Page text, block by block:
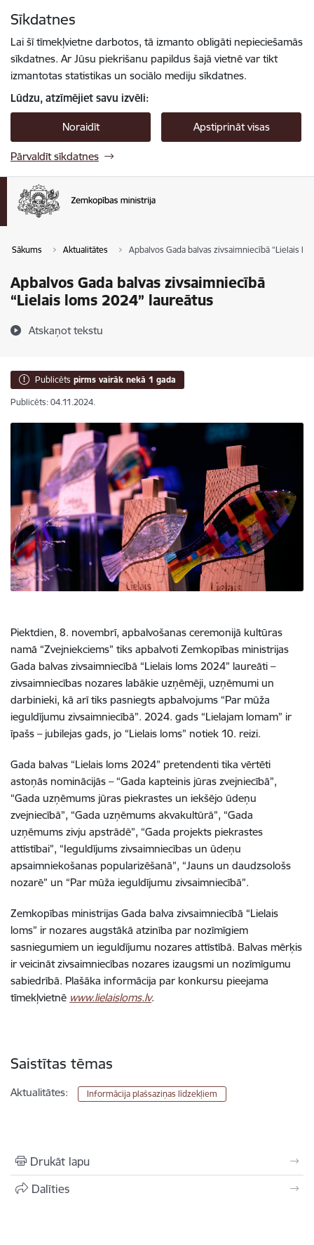
Sīkdatnes
Lai šī tīmekļvietne darbotos, tā izmanto obligāti nepieciešamās
sīkdatnes. Ar Jūsu piekrišanu papildus šajā vietnē var tikt
izmantotas statistikas un sociālo mediju sīkdatnes.
Lūdzu, atzīmējiet savu izvēli:
Noraidīt Apstiprināt visas
Pārvaldīt sīkdatnes
Sākums Aktualitātes Apbalvos Gada balvas zivsaimniecībā “Lielais
Apbalvos Gada balvas zivsaimniecībā
“Lielais loms 2024” laureātus
Atskaņot tekstu
Publicēts pirms vairāk nekā 1 gada
Publicēts: 04.11.2024.
Piektdien, 8. novembrī, apbalvošanas ceremonijā kultūras
namā “Zvejniekciems” tiks apbalvoti Zemkopības ministrijas
Gada balvas zivsaimniecībā “Lielais loms 2024” laureāti –
zivsaimniecības nozares labākie uzņēmēji, uzņēmumi un
darbinieki, kā arī tiks pasniegts apbalvojums “Par mūža
ieguldījumu zivsaimniecībā”. 2024. gads “Lielajam lomam” ir
īpašs – jubilejas gads, jo “Lielais loms” notiek 10. reizi.
Gada balvas “Lielais loms 2024” pretendenti tika vērtēti
astoņās nominācijās – “Gada kapteinis jūras zvejniecībā”,
“Gada uzņēmums jūras piekrastes un iekšējo ūdeņu
zvejniecībā”, “Gada uzņēmums akvakultūrā”, “Gada
uzņēmums zivju apstrādē”, “Gada projekts piekrastes
attīstībai”, “Ieguldījums zivsaimniecības un ūdeņu
apsaimniekošanas popularizēšanā”, “Jauns un daudzsološs
nozarē” un “Par mūža ieguldījumu zivsaimniecībā”.
Zemkopības ministrijas Gada balva zivsaimniecībā “Lielais
loms” ir nozares augstākā atzinība par nozīmīgiem
sasniegumiem un ieguldījumu nozares attīstībā. Balvas mērķis
ir veicināt zivsaimniecības nozares izaugsmi un nozīmīgumu
sabiedrībā. Plašāka informācija par konkursu pieejama
tīmekļvietnē www.lielaisloms.lv.
Saistītas tēmas
Aktualitātes: Informācija plašsaziņas līdzekļiem
Drukāt lapu
Dalīties